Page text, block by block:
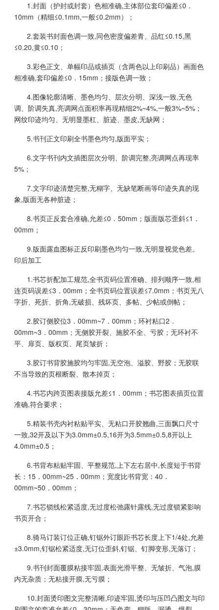
1.封面（护封或封套）色相准确,主体部位套印偏差≤0．
10mm（精细≤0.1mm,一般≤0.2mm）；
2.套装书封面色调一致,同色密度偏差青、品红≤0.15,黑
≤0.20,黄≤0.10；
3.彩色正文、单幅印品或插页（含两色以上印刷品）画面色
相准确,套印偏差≤0．15mm；接版色调一致；
4.图像轮廓清晰、墨色均匀、层次分明、深浅一致,无色
调、阶调失真,亮调网点面积率再现精细2%~4%,一般3%~5%；
网纹印迹均匀、无明显墨杠、脏迹、墨皮,无缺网；
5.书刊正文印刷全书墨色均匀,版面平实；
6.文字书刊内文插图层次分明、阶调完整,亮调网点再现率
5%；
7.文字印迹清楚完整,无糊字、无缺笔断画等印迹失真的现
象,版面无各种脏迹；
8.书页正反套合准确,允差≤0．50mm；版面版芯歪斜≤1．
00mm；
9.版面露血图标正反印刷墨色均匀一致,无明显视觉色差。
印后加工
1.书芯折配加工规范,全书页码位置准确、排列顺序一致,相
连页码误差≤3．00mm；全书页码位置误差≤7.0mm；书页无八
字折、死折、折角,无破损、残坏页、多帖、少帖或倒帖；
2.胶订侧胶位3．00mm~7．00mm；环衬粘口2．
00mm~3．00mm；无侧胶开裂、施胶不全、亏胶；无环衬不
平、扉页、版权页、尾页皱折；
3.胶订书背胶施胶均匀牢固,无空泡、溢胶、野胶；无胶联
不当导致的页根断裂、散本掉页；
4.书芯内跨页图表接版允差≤1．00mm；书芯图表插页位置
准确,符合要求；
5.精装书壳内衬粘贴平实、无粘口开胶翘曲,三面飘口尺寸
一致,32开及以下为3.0mm±0.5,16开为3.5mm±0.5,8开以上
4.0mm±0.5；
6.书背布粘贴牢固、平整规范,上下左右居中,长度短于书背
长：15．00mm~25．00mm；宽度比书背宽：40．
00mm~50．00mm；
7.书芯锁线松紧适度,无过度松弛露针露线,无过度锁紧影响
书页开合；
8.骑马订装订位正确,钉锯外订眼距书芯长度上下1/4处,允差
±3.0mm,钉锯松紧适度,无订位歪斜,钉锯、钉脚变形,无落订；
9.书刊封面覆膜粘接牢固,表面光滑平整、无皱折、气泡,膜
内无杂质；无粘接开膜,无亏膜；
10.封面烫印图文完整清晰,印迹牢固,烫印与压凹凸图文与印